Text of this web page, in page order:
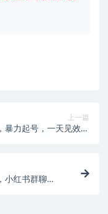
上一篇
暴力起号，一天见效，
小红书群聊禁